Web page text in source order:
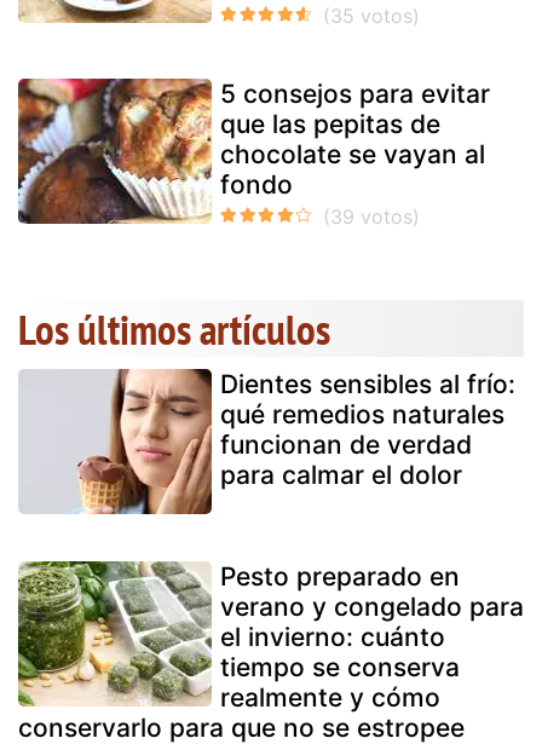
5 consejos para evitar
que las pepitas de
chocolate se vayan al
fondo
Los últimos artículos
Dientes sensibles al frío:
qué remedios naturales
funcionan de verdad
para calmar el dolor
Pesto preparado en
verano y congelado para
el invierno: cuánto
tiempo se conserva
realmente y cómo
conservarlo para que no se estropee